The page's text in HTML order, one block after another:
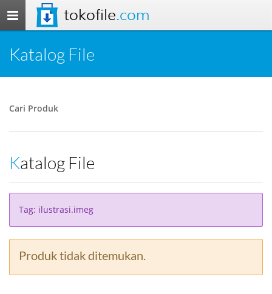
Toggle
navigation
tokofile.com
Katalog File
Cari Produk
Katalog File
Tag: ilustrasi.imeg
Produk tidak ditemukan.